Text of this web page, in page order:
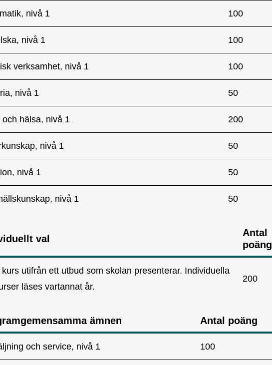
nivå 1 100
nivå 1 100
verksamhet, nivå 1 100
nivå 1 50
och hälsa, nivå 1 200
nivå 1 50
nivå 1 50
nivå 1 50
val
Antal
poäng
kurs utifrån ett utbud som skolan presenterar. Individuella
läses vartannat år.
200
ämnen Antal poäng
och service, nivå 1 100